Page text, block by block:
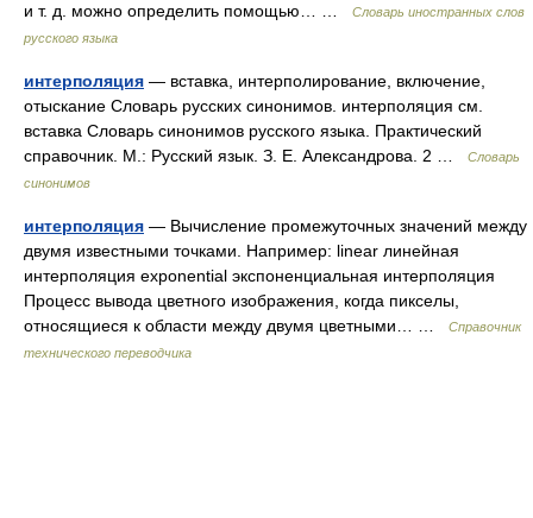
и т. д. можно определить помощью… …
Словарь иностранных слов
русского языка
интерполяция — вставка, интерполирование, включение,
отыскание Словарь русских синонимов. интерполяция см.
вставка Словарь синонимов русского языка. Практический
справочник. М.: Русский язык. З. Е. Александрова. 2 …
Словарь
синонимов
интерполяция — Вычисление промежуточных значений между
двумя известными точками. Например: linear линейная
интерполяция exponential экспоненциальная интерполяция
Процесс вывода цветного изображения, когда пикселы,
относящиеся к области между двумя цветными… …
Справочник
технического переводчика